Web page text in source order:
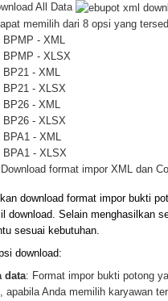
All Data
memilih dari 8 opsi yang
BPMP - XML
BPMP - XLSX
BP21 - XML
BP21 - XLSX
BP26 - XML
BP26 - XLSX
BPA1 - XML
BPA1 - XLSX
Download format impor XML dan
download format impor bukti
download. Selain menghasilkan
sesuai kebutuhan.
download:
data: Format impor bukti potong
apabila Anda memilih karyawan